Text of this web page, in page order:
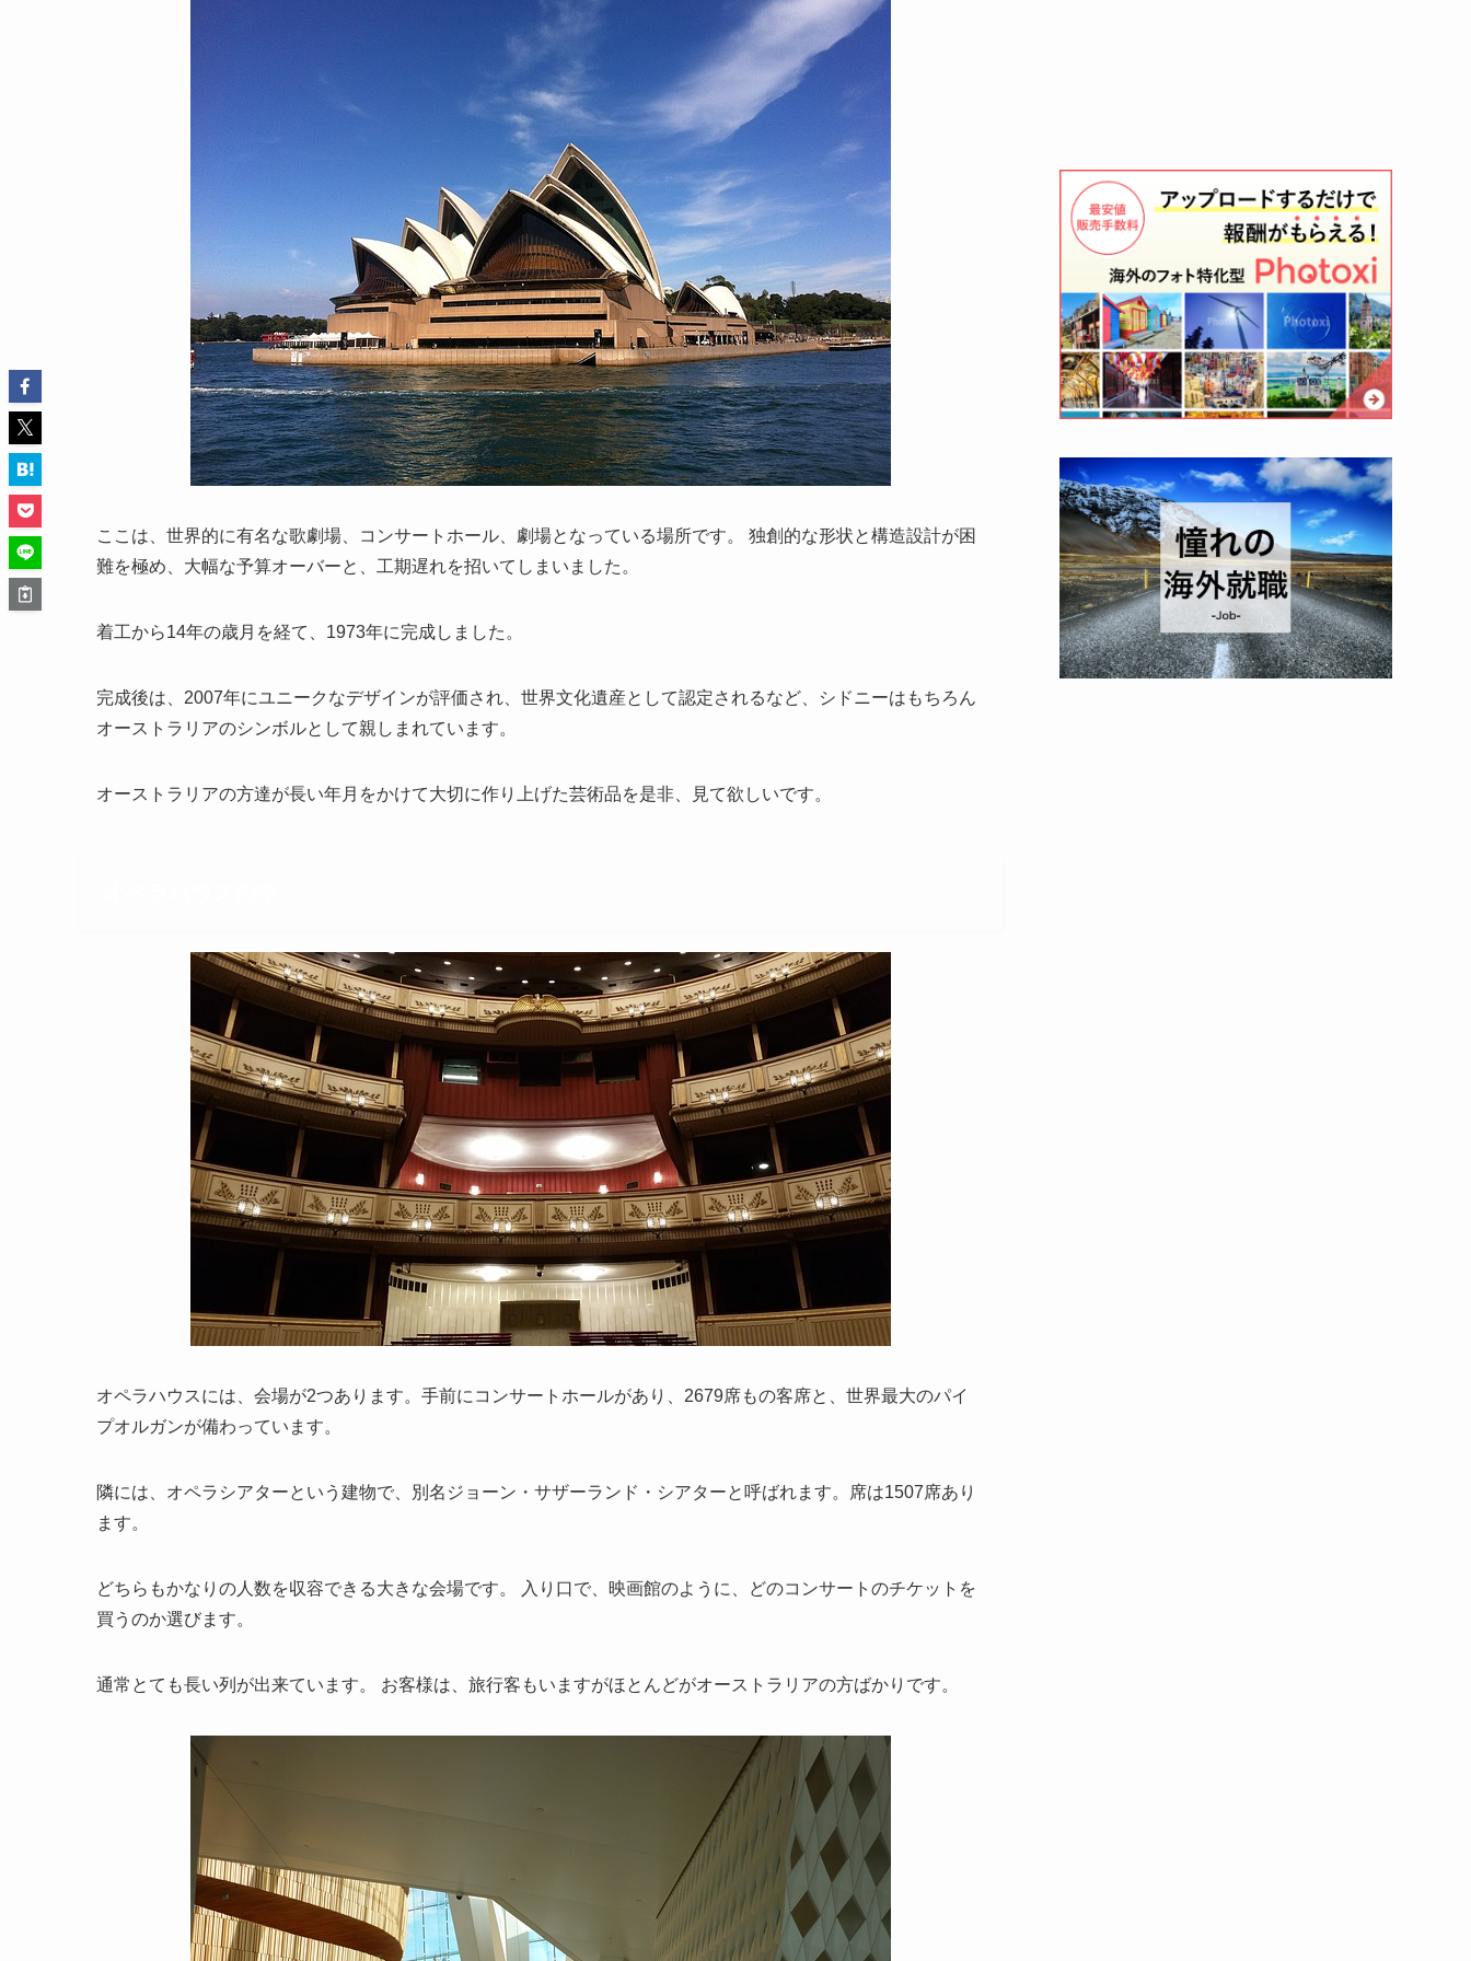
ここは、世界的に有名な歌劇場、コンサートホール、劇場となっている場所です。 独創的な形状と構造設計が困
難を極め、大幅な予算オーバーと、工期遅れを招いてしまいました。
着工から14年の歳月を経て、1973年に完成しました。
完成後は、2007年にユニークなデザインが評価され、世界文化遺産として認定されるなど、シドニーはもちろん
オーストラリアのシンボルとして親しまれています。
オーストラリアの方達が長い年月をかけて大切に作り上げた芸術品を是非、見て欲しいです。
オペラハウスには、会場が2つあります。手前にコンサートホールがあり、2679席もの客席と、世界最大のパイ
プオルガンが備わっています。
隣には、オペラシアターという建物で、別名ジョーン・サザーランド・シアターと呼ばれます。席は1507席あり
ます。
どちらもかなりの人数を収容できる大きな会場です。 入り口で、映画館のように、どのコンサートのチケットを
買うのか選びます。
通常とても長い列が出来ています。 お客様は、旅行客もいますがほとんどがオーストラリアの方ばかりです。